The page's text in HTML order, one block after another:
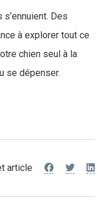
Des
à explorer tout ce
chien seul à la
se dépenser.
article